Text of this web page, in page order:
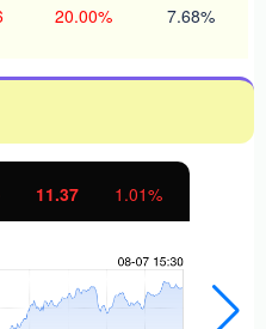
20.00% 7.68%
11.37 1.01%